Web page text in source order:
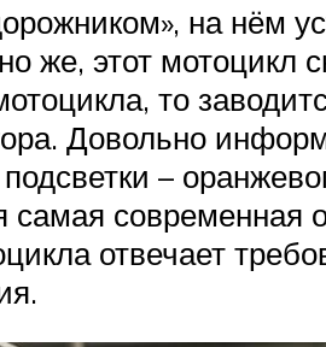
на нём
же, этот
то
Довольно
–
современная
отвечает